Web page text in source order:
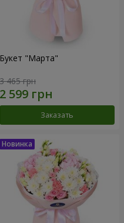
Букет "Марта"
3 465 грн
Заказать